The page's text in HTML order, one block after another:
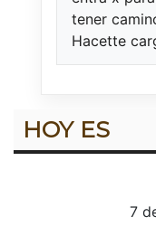
tener
Hacette
HOY ES
7